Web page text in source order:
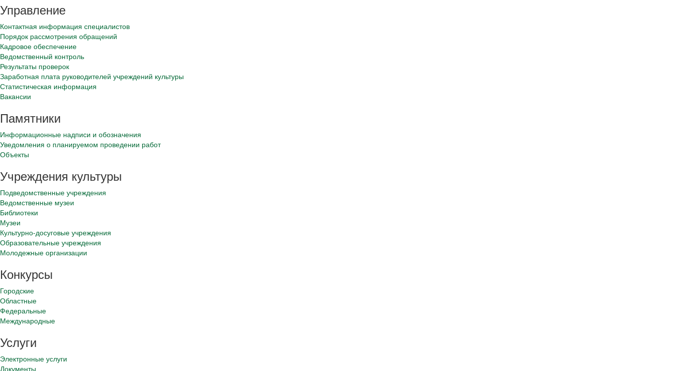
Управление
Контактная информация специалистов
Порядок рассмотрения обращений
Кадровое обеспечение
Ведомственный контроль
Результаты проверок
Заработная плата руководителей учреждений культуры
Статистическая информация
Вакансии
Памятники
Информационные надписи и обозначения
Уведомления о планируемом проведении работ
Объекты
Учреждения культуры
Подведомственные учреждения
Ведомственные музеи
Библиотеки
Музеи
Культурно-досуговые учреждения
Образовательные учреждения
Молодежные организации
Конкурсы
Городские
Областные
Федеральные
Международные
Услуги
Электронные услуги
Документы